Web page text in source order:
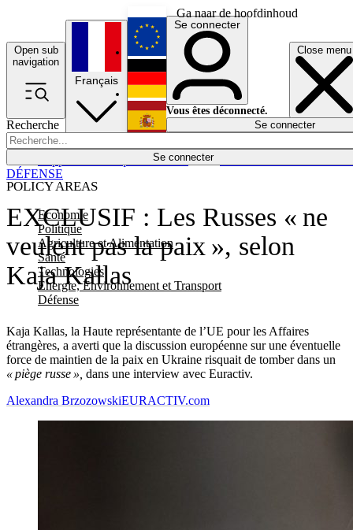
Ga naar de hoofdinhoud
Open sub
navigation
Close menu
Recherche
Se connecter
POLICY AREAS
Economie
Politique
Agriculture et Alimentation
Santé
Technologies
Energie, Environnement et Transport
Défense
Économie
Français
English
Deutsch
Español
Se connecter
Vous êtes déconnecté.
Se connecter
EXCLUSIF : Les Russes « ne
veulent pas la paix », selon
Kaja Kallas
Kaja Kallas, la Haute représentante de l’UE pour les Affaires
étrangères, a averti que la discussion européenne sur une éventuelle
force de maintien de la paix en Ukraine risquait de tomber dans un
« piège russe », dans une interview avec Euractiv.
DÉFENSE
Alexandra BrzozowskiEURACTIV.com